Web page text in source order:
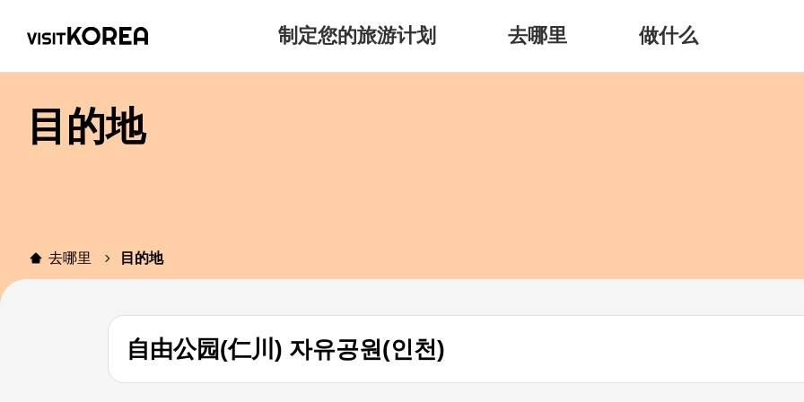
制定您的旅游计划 去哪里 做什么
目的地
去哪里 目的地
自由公园(仁川) 자유공원(인천)